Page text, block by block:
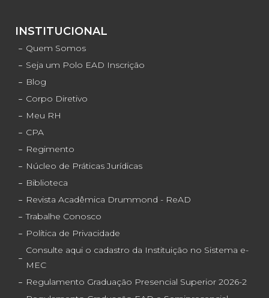
INSTITUCIONAL
Quem Somos
Seja um Polo EAD Inscrição
Blog
Corpo Diretivo
Meu RH
CPA
Regimento
Núcleo de Práticas Jurídicas
Biblioteca
Revista Acadêmica Drummond - ReAD
Trabalhe Conosco
Política de Privacidade
Consulte aqui o cadastro da Instituição no Sistema e-
MEC
Regulamento Graduação Presencial Superior 2026-2